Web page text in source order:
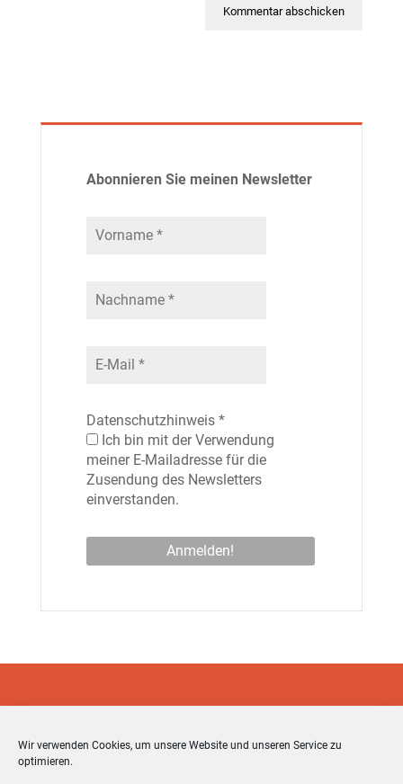
Wir verwenden Cookies, um unsere Website und unseren Service zu
optimieren.
Abonnieren Sie meinen Newsletter
Datenschutzhinweis *
Ich bin mit der Verwendung
meiner E-Mailadresse für die
Zusendung des Newsletters
einverstanden.